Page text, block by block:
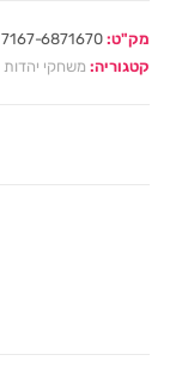
מק"ט:7167-6871670
קטגוריה: משחקי יהדות